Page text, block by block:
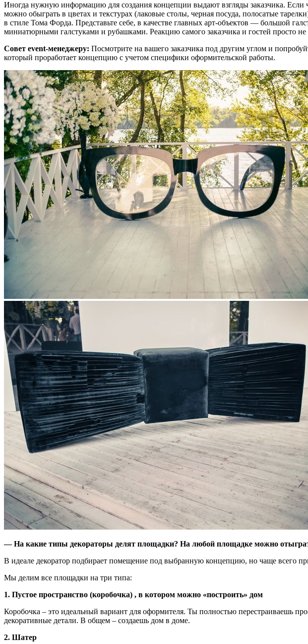
Иногда нужную информацию для создания концепции выдают взгляды заказчика.
можно обыграть в цветах и текстурах (лаковые столы, черная посуда, полосатые
в стиле Тома Форда. Представьте себе, в качестве главных арт-объектов — большой
миниатюрными галстуками и рубашками. Реакцию самого заказчика и гостей просто не
Совет event-менеджеру: Посмотрите на вашего заказчика под другим углом и
который проработает концепцию с учетом специфики оформительской работы.
— На какие типы декораторы делят площадки? На любой площадке можно
В идеале декоратор подбирает помещение под выбранную концепцию, но чаще всего
Мы делим все площадки на три типа:
1. Пустое пространство (коробочка) , в котором можно «построить» дом
Коробочка – это идеальный вариант для оформителя. Ты полностью перестраиваешь
декоративные детали. В общем – создаешь дом в доме.
2. Шатер